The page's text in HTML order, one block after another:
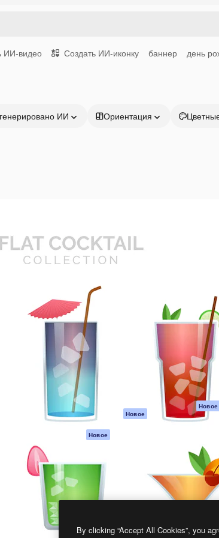
ИИ-видео Создать ИИ-иконку баннер день
ИИ Ориентация
Продукция
ИИ-помощник
Генератор
изображений ИИ
Генератор видео
ИИ
Генератор голоса
на основе ИИ
Стоковый контент
MCP для
Claude/ChatGPT
Новое
Новое
Мобильное
приложение
Все инструменты
Magnific
Документация по
Пакету ИИ
Служба
поддержки
Условия и
положения
Политика
Оригиналы Новое
Политика файлов
Центр доверия
Партнеры
Предприятие
By clicking “Accept All Cookies”, you